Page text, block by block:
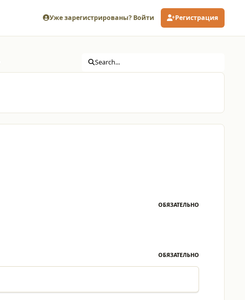
Уже зарегистрированы? Войти Регистрация
Search...
ОБЯЗАТЕЛЬНО
ОБЯЗАТЕЛЬНО